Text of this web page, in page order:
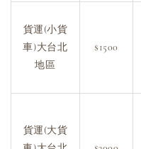
貨運(小貨
車)大台北
地區
$1500
貨運(大貨